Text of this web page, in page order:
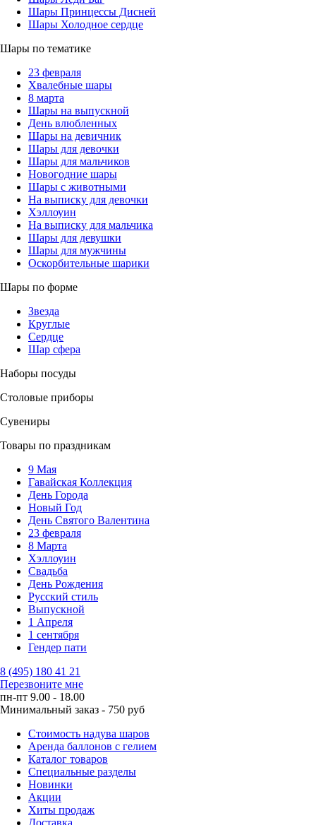
Шары Принцессы Дисней
Шары Холодное сердце
Шары по тематике
23 февраля
Хвалебные шары
8 марта
Шары на выпускной
День влюбленных
Шары на девичник
Шары для девочки
Шары для мальчиков
Новогодние шары
Шары с животными
На выписку для девочки
Хэллоуин
На выписку для мальчика
Шары для девушки
Шары для мужчины
Оскорбительные шарики
Шары по форме
Звезда
Круглые
Сердце
Шар сфера
Наборы посуды
Столовые приборы
Сувениры
Товары по праздникам
9 Мая
Гавайская Коллекция
День Города
Новый Год
День Святого Валентина
23 февраля
8 Марта
Хэллоуин
Свадьба
День Рождения
Русский стиль
Выпускной
1 Апреля
1 сентября
Гендер пати
8 (495) 180 41 21
Перезвоните мне
пн-пт 9.00 - 18.00
Минимальный заказ - 750 руб
Стоимость надува шаров
Аренда баллонов с гелием
Каталог товаров
Специальные разделы
Новинки
Акции
Хиты продаж
Доставка